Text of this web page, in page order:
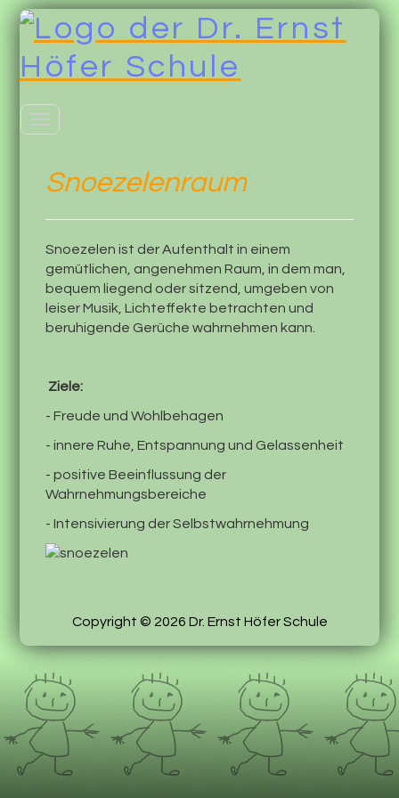
Toggle
Snoezelenraum
Snoezelen ist der Aufenthalt in einem
gemütlichen, angenehmen Raum, in dem man,
bequem liegend oder sitzend, umgeben von
leiser Musik, Lichteffekte betrachten und
beruhigende Gerüche wahrnehmen kann.
Ziele:
- Freude und Wohlbehagen
- innere Ruhe, Entspannung und Gelassenheit
- positive Beeinflussung der
Wahrnehmungsbereiche
- Intensivierung der Selbstwahrnehmung
Copyright © 2026 Dr. Ernst Höfer Schule